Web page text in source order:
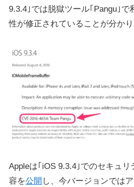
9.3.4｣では脱獄ツール｢Pangu｣で
性が修正されていることが分かり
Appleは｢iOS 9.3.4｣でのセキュ
容を公開 し、今バージョンでは